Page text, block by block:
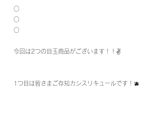
○
○
○
今回は2つの目玉商品がございます！！✌️
1つ目は皆さまご存知カシスリキュールです！🫐